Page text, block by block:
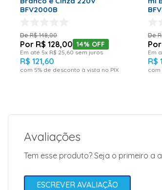
BFV2000B
R$ 148,00
R$ 128,00 14% OFF
Em até 5x R$ 25 60sem juros
R$ 121,60
com 5% de desconto à vista no PIX
Em
R$
com
Avaliações
Tem esse produto? Seja o primeiro a
ESCREVER AVALIAÇÃO